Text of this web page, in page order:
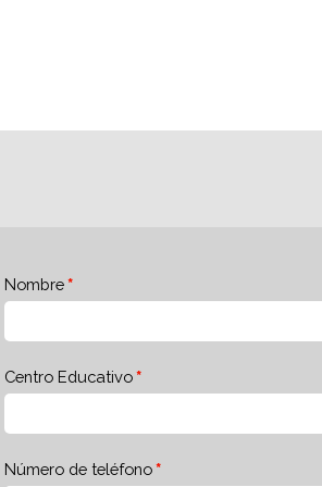
Nombre
Centro Educativo
Número de teléfono